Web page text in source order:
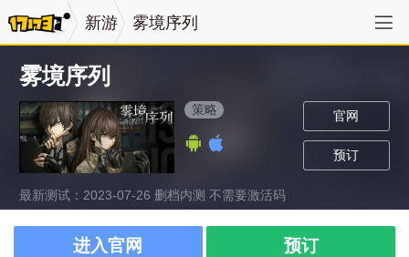
新游 雾境序列
雾境序列
官网
预订
策略
最新测试：2023-07-26 删档内测 不需要激活码
进入官网 预订